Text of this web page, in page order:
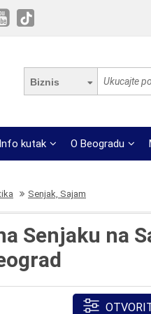
Biznis
Info kutak O Beogradu
Senjak, Sajam
Senjaku na